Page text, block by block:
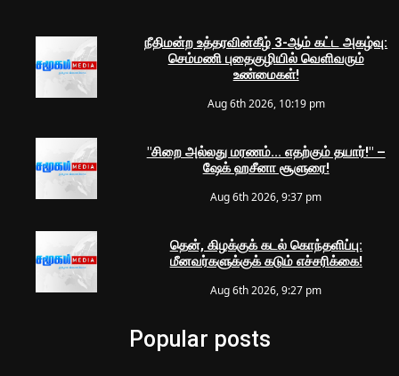
நீதிமன்ற உத்தரவின்கீழ் 3-ஆம் கட்ட அகழ்வு:
செம்மணி புதைகுழியில் வெளிவரும்
உண்மைகள்!
Aug 6th 2026, 10:19 pm
"சிறை அல்லது மரணம்... எதற்கும் தயார்!" –
ஷேக் ஹசீனா சூளுரை!
Aug 6th 2026, 9:37 pm
தென், கிழக்குக் கடல் கொந்தளிப்பு:
மீனவர்களுக்குக் கடும் எச்சரிக்கை!
Aug 6th 2026, 9:27 pm
Popular posts